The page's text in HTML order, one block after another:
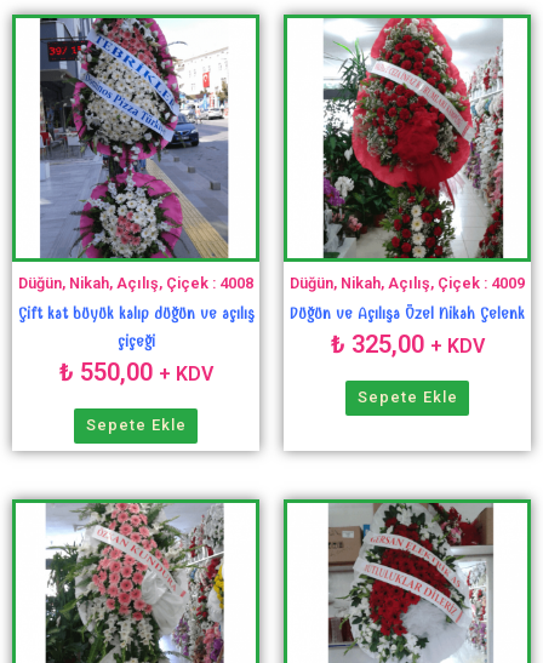
Düğün, Nikah, Açılış, Çiçek : 4008
Çift kat büyük kalıp düğün ve açılış
çiçeği
₺ 550,00 + KDV
Sepete Ekle
Düğün, Nikah, Açılış, Çiçek : 4009
Düğün ve Açılışa Özel Nikah Çelenk
₺ 325,00 + KDV
Sepete Ekle